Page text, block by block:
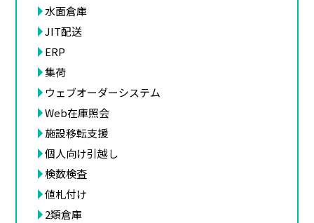
水面倉庫
JIT配送
ERP
集荷
ウェブオーダーシステム
Web在庫照会
施設移転支援
個人向け引越し
検数検査
値札付け
2類倉庫